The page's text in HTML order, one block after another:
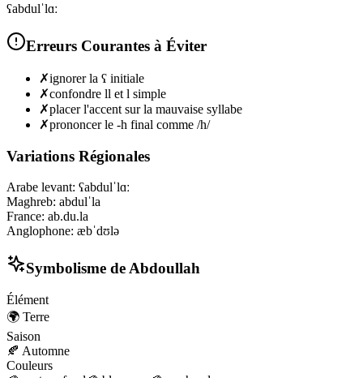
ʕabdulˈlɑː
Erreurs Courantes à Éviter
✗ignorer la ʕ initiale
✗confondre ll et l simple
✗placer l'accent sur la mauvaise syllabe
✗prononcer le -h final comme /h/
Variations Régionales
Arabe levant: ʕabdulˈlɑː
Maghreb: abdulˈla
France: ab.du.la
Anglophone: æbˈdʊlə
Symbolisme de Abdoullah
Élément
🌍 Terre
Saison
🍂 Automne
Couleurs